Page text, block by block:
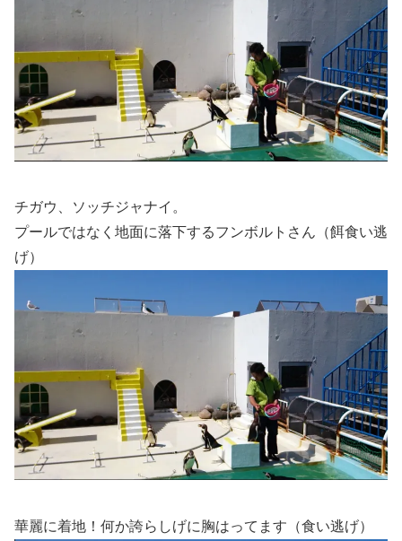
チガウ、ソッチジャナイ。
プールではなく地面に落下するフンボルトさん（餌食い逃
げ）
華麗に着地！何か誇らしげに胸はってます（食い逃げ）